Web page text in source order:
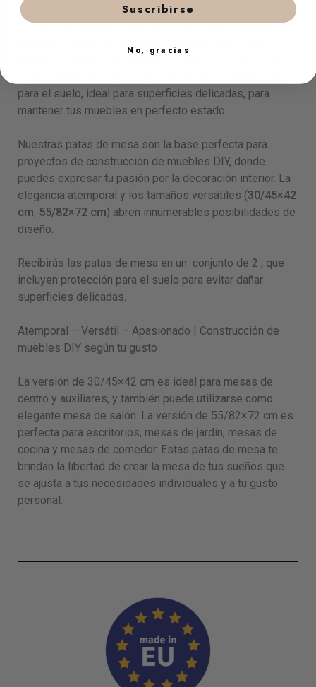
garantiza un soporte estable y sin tambaleos para tu
tablero. Los agujeros alargados (20×10 mm) facilitan el
para el suelo, ideal para superficies delicadas, para
mantener tus muebles en perfecto estado.
Nuestras patas de mesa son la base perfecta para
proyectos de construcción de muebles DIY, donde
puedes expresar tu pasión por la decoración interior. La
elegancia atemporal y los tamaños versátiles (30/45×42
cm, 55/82×72 cm) abren innumerables posibilidades de
diseño.
Recibirás las patas de mesa en un conjunto de 2 , que
incluyen protección para el suelo para evitar dañar
superficies delicadas.
Atemporal – Versátil – Apasionado I Construcción de
muebles DIY según tu gusto
La versión de 30/45×42 cm es ideal para mesas de
centro y auxiliares, y también puede utilizarse como
elegante mesa de salón. La versión de 55/82×72 cm es
perfecta para escritorios, mesas de jardín, mesas de
cocina y mesas de comedor. Estas patas de mesa te
brindan la libertad de crear la mesa de tus sueños que
se ajusta a tus necesidades individuales y a tu gusto
personal.
Suscribirse
No, gracias